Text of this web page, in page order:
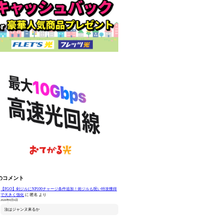
コメント
【FGO】剣ジルにNP100チャージ条件追加！術ジルも呪い特攻獲得
で大きく強化 に 匿名 より
2026年8月6日
汝はジャンヌ来るか